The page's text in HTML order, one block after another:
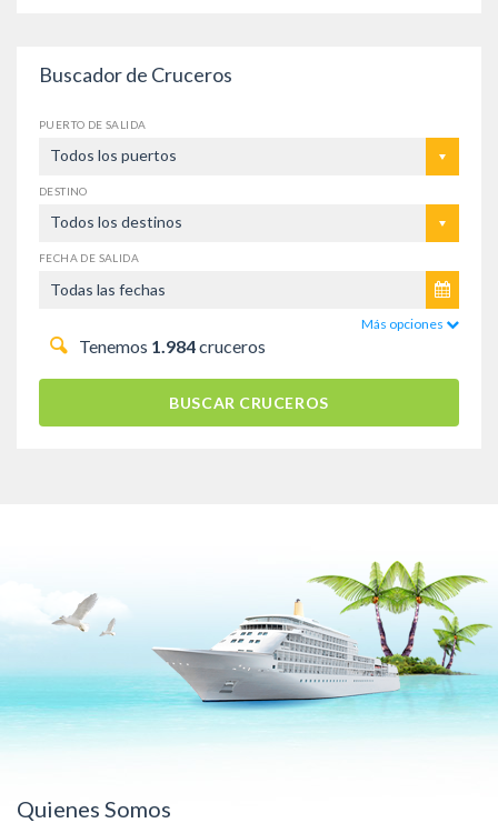
Buscador de Cruceros
PUERTO DE SALIDA
Todos los puertos
DESTINO
Todos los destinos
FECHA DE SALIDA
Más opciones
Tenemos 1.984cruceros
BUSCAR CRUCEROS
Quienes Somos